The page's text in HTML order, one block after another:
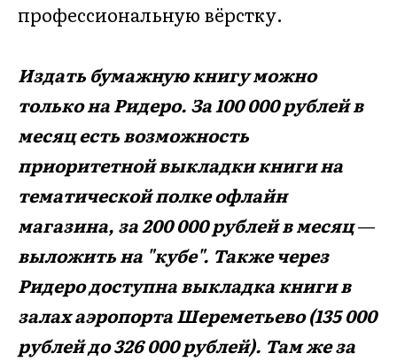
профессиональную вёрстку.
Издать бумажную книгу можно
только на Ридеро. За 100 000 рублей в
месяц есть возможность
приоритетной выкладки книги на
тематической полке офлайн
магазина, за 200 000 рублей в месяц—
выложить на "кубе". Также через
Ридеро доступна выкладка книги в
залах аэропорта Шереметьево (135 000
рублей до 326 000 рублей). Там же за